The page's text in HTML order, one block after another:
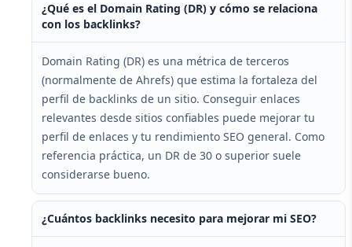
¿Qué es el Domain Rating (DR) y cómo se relaciona
con los backlinks?
Domain Rating (DR) es una métrica de terceros
(normalmente de Ahrefs) que estima la fortaleza del
perfil de backlinks de un sitio. Conseguir enlaces
relevantes desde sitios confiables puede mejorar tu
perfil de enlaces y tu rendimiento SEO general. Como
referencia práctica, un DR de 30 o superior suele
considerarse bueno.
¿Cuántos backlinks necesito para mejorar mi SEO?